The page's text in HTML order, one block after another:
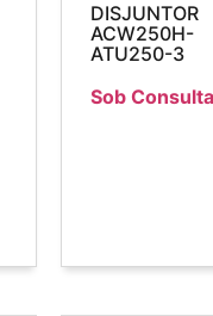
DISJUNTOR
ACW250H-
ATU250-3
Sob Consulta